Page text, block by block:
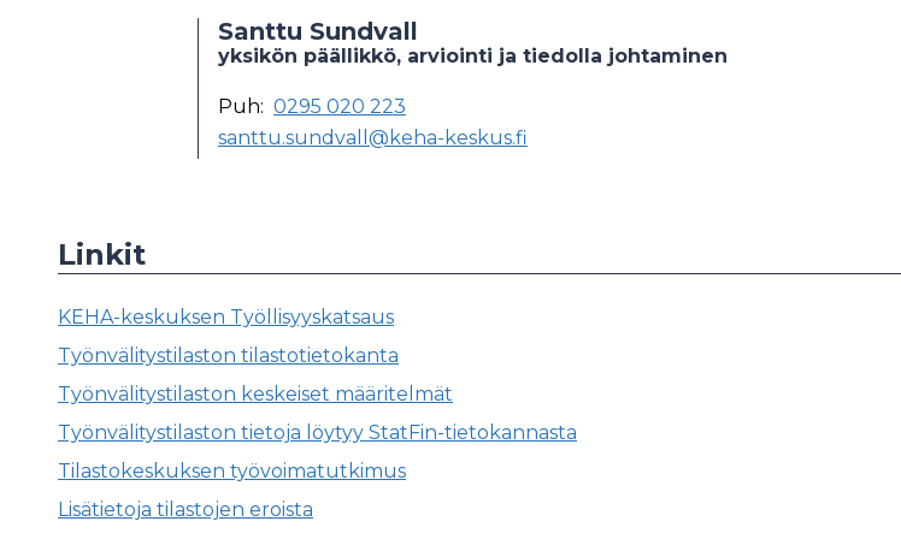
Santtu Sundvall
yksikön päällikkö, arviointi ja tiedolla johtaminen
Puh: 0295 020 223
santtu.sundvall@keha-keskus.fi
Linkit
KEHA-keskuksen Työllisyyskatsaus
Työnvälitystilaston tilastotietokanta
Työnvälitystilaston keskeiset määritelmät
Työnvälitystilaston tietoja löytyy StatFin-tietokannasta
Tilastokeskuksen työvoimatutkimus
Lisätietoja tilastojen eroista